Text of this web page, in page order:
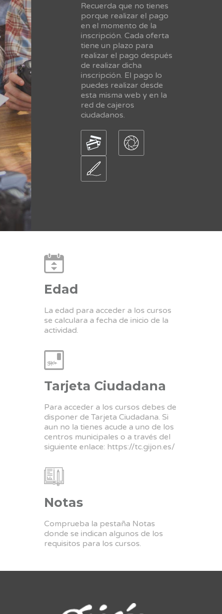
Recuerda que no tienes
porque realizar el pago
en el momento de la
inscripción. Cada oferta
tiene un plazo para
realizar el pago después
de realizar dicha
inscripción. El pago lo
puedes realizar desde
esta misma web y en la
red de cajeros
ciudadanos.
Edad
La edad para acceder a los cursos
se calculara a fecha de inicio de la
actividad.
Tarjeta Ciudadana
Para acceder a los cursos debes de
disponer de Tarjeta Ciudadana. Si
aun no la tienes acude a uno de los
centros municipales o a través del
siguiente enlace: https://tc.gijon.es/
Notas
Comprueba la pestaña Notas
donde se indican algunos de los
requisitos para los cursos.